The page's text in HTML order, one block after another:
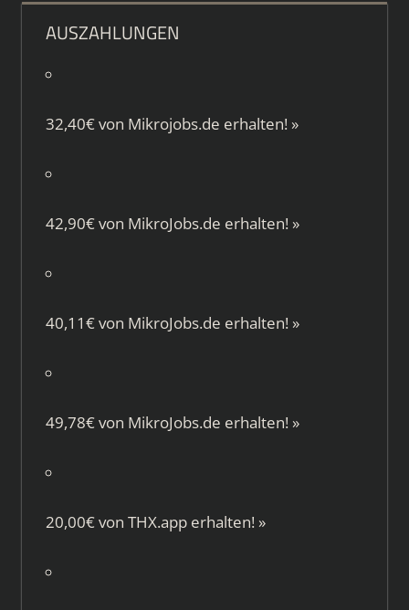
AUSZAHLUNGEN
32,40€ von Mikrojobs.de erhalten! »
42,90€ von MikroJobs.de erhalten! »
40,11€ von MikroJobs.de erhalten! »
49,78€ von MikroJobs.de erhalten! »
20,00€ von THX.apperhalten! »